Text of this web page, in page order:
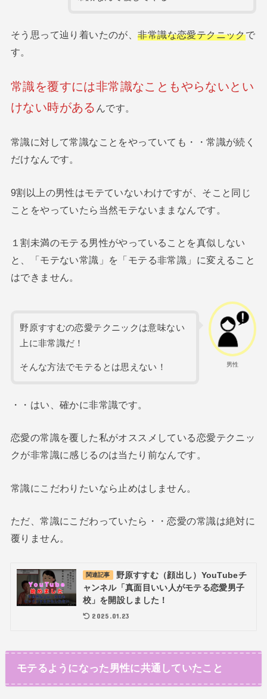
そう思って辿り着いたのが、非常識な恋愛テクニックで
す。
常識を覆すには非常識なこともやらないとい
けない時がある んです。
常識に対して常識なことをやっていても・・常識が続く
だけなんです。
9割以上の男性はモテていないわけですが、そこと同じ
ことをやっていたら当然モテないままなんです。
１割未満のモテる男性がやっていることを真似しない
と、「モテない常識」を「モテる非常識」に変えること
はできません。
男性
野原すすむの恋愛テクニックは意味ない
上に非常識だ！
そんな方法でモテるとは思えない！
・・はい、確かに非常識です。
恋愛の常識を覆した私がオススメしている恋愛テクニッ
クが非常識に感じるのは当たり前なんです。
常識にこだわりたいなら止めはしません。
ただ、常識にこだわっていたら・・恋愛の常識は絶対に
覆りません。
関連記事
野原すすむ（顔出し）YouTubeチ
ャンネル「真面目いい人がモテる恋愛男子
校」を開設しました！
2025.01.23
モテるようになった男性に共通していたこと